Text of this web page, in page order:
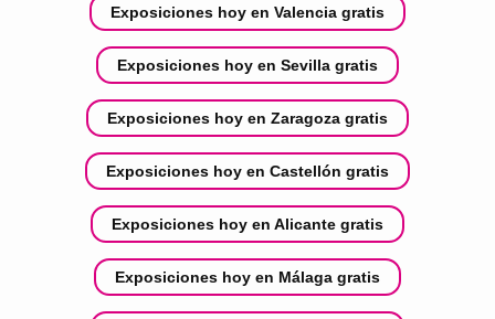
Exposiciones hoy en Valencia gratis
Exposiciones hoy en Sevilla gratis
Exposiciones hoy en Zaragoza gratis
Exposiciones hoy en Castellón gratis
Exposiciones hoy en Alicante gratis
Exposiciones hoy en Málaga gratis